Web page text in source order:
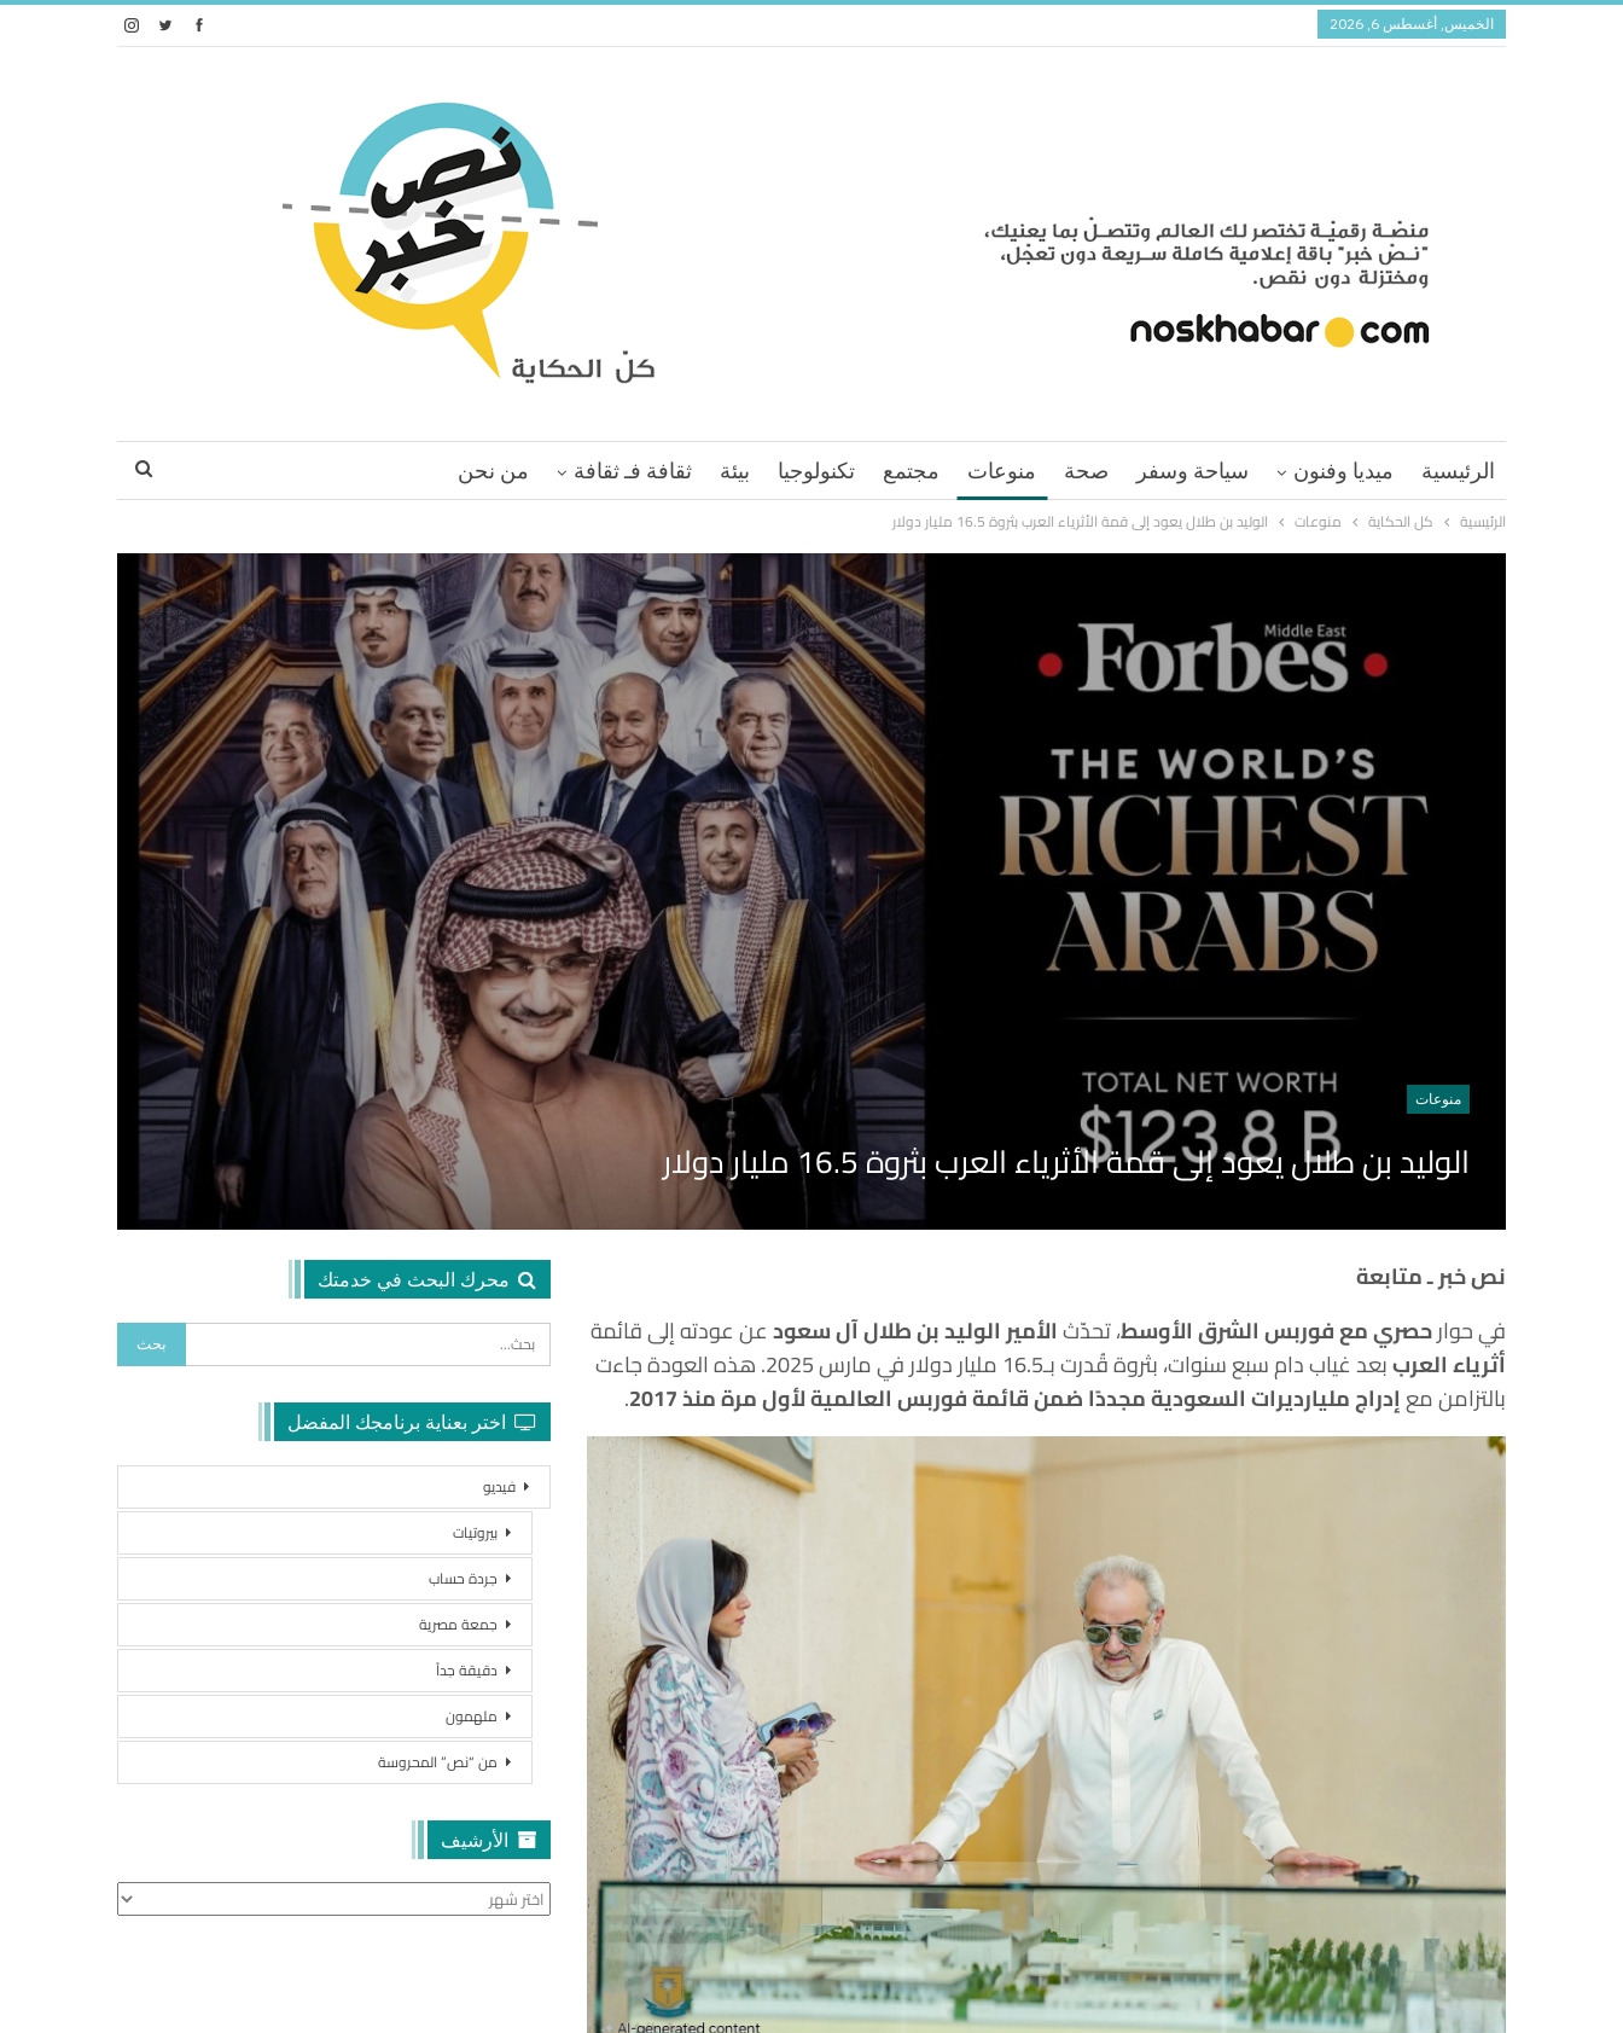
الخميس, أغسطس 6, 2026
الرئيسية ميديا وفنون سياحة وسفر صحة منوعات مجتمع تكنولوجيا بيئة ثقافة فـ ثقافة
من نحن
الرئيسية
كل الحكاية منوعات الوليد بن طلال يعود إلى قمة الأثرياء العرب بثروة 16.5 مليار دولار
منوعات
الوليد بن طلال يعود إلى قمة الأثرياء العرب بثروة 16.5 مليار دولار
نص خبر ـ متابعة
في حوارحصري مع فوربس الشرق الأوسط، تحدّثالأمير الوليد بن طلال آل سعودعن عودته إلى قائمة
أثرياء العرب
بعد غياب دام سبع سنوات، بثروة قُدرت بـ16.5 مليار دولار في مارس 2025. هذه العودة جاءت
بالتزامن معإدراج مليارديرات السعودية مجددًا ضمن قائمة فوربس العالمية لأول مرة منذ 2017 .
محرك البحث في خدمتك
اختر بعناية برنامجك المفضل
فيديو
بيروتيات
جردة حساب
جمعة مصرية
دقيقة جداً
ملهمون
من “نص” المحروسة
الأرشيف
الأرشيف